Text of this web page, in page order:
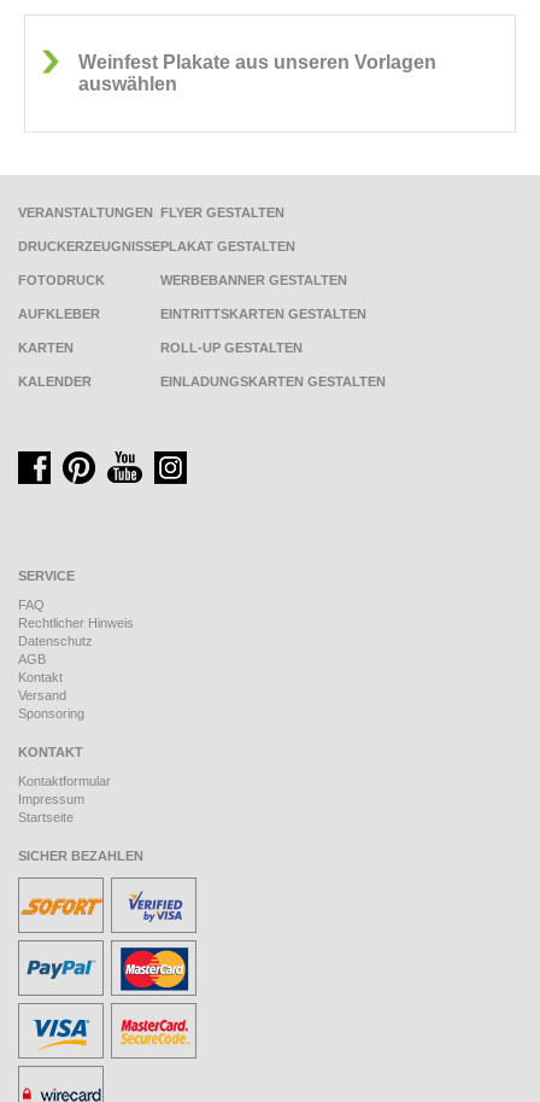
Weinfest Plakate aus unseren Vorlagen
auswählen
VERANSTALTUNGEN
DRUCKERZEUGNISSE
FOTODRUCK
AUFKLEBER
KARTEN
KALENDER
FLYER GESTALTEN
PLAKAT GESTALTEN
WERBEBANNER GESTALTEN
EINTRITTSKARTEN GESTALTEN
ROLL-UP GESTALTEN
EINLADUNGSKARTEN GESTALTEN
SERVICE
FAQ
Rechtlicher Hinweis
Datenschutz
AGB
Kontakt
Versand
Sponsoring
KONTAKT
Kontaktformular
Impressum
Startseite
SICHER BEZAHLEN